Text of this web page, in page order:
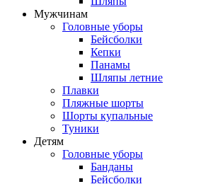
Мужчинам
Головные уборы
Бейсболки
Кепки
Панамы
Шляпы летние
Плавки
Пляжные шорты
Шорты купальные
Туники
Детям
Головные уборы
Банданы
Бейсболки